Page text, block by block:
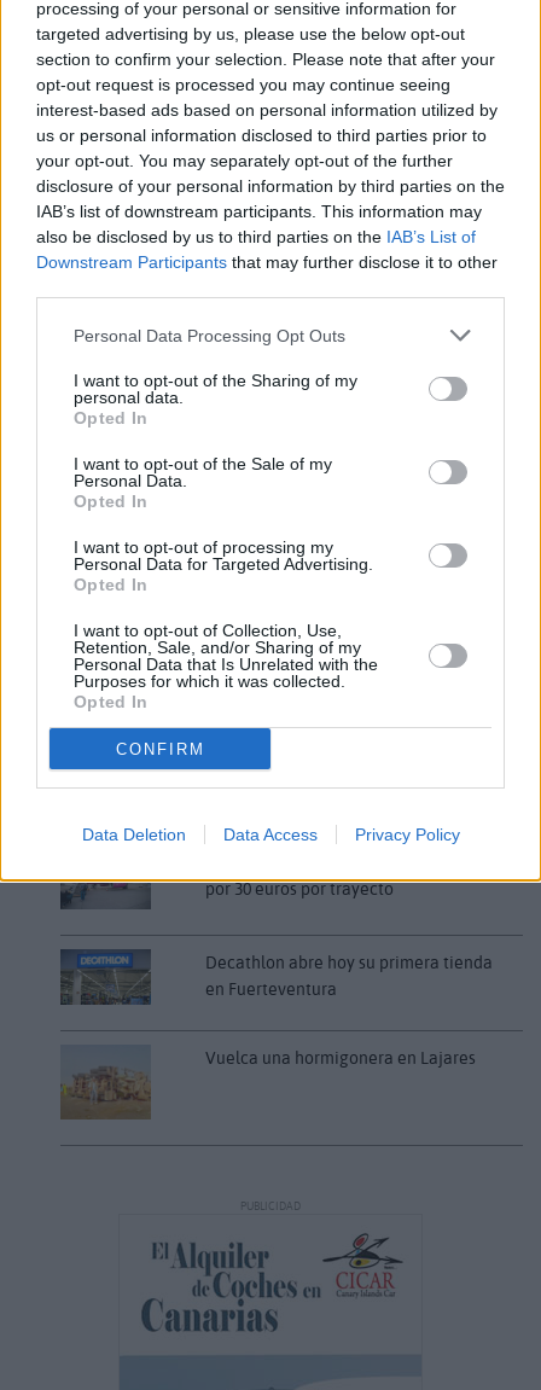
processing of your personal or sensitive information for
targeted advertising by us, please use the below opt-out
section to confirm your selection. Please note that after your
opt-out request is processed you may continue seeing
interest-based ads based on personal information utilized by
us or personal information disclosed to third parties prior to
your opt-out. You may separately opt-out of the further
disclosure of your personal information by third parties on the
IAB’s list of downstream participants. This information may
also be disclosed by us to third parties on the IAB’s List of
Downstream Participants that may further disclose it to other
Personal Data Processing Opt Outs
I want to opt-out of the Sharing of my
personal data.
Opted In
I want to opt-out of the Sale of my
Personal Data.
Opted In
I want to opt-out of processing my
Personal Data for Targeted Advertising.
Opted In
I want to opt-out of Collection, Use,
Retention, Sale, and/or Sharing of my
Personal Data that Is Unrelated with the
Purposes for which it was collected.
Opted In
CONFIRM
Data Deletion Data Access Privacy Policy
incluso a hacer uso de sus armas de fuego proteger
su integridad física durante el intento de
interceptación en el Centro Comercial La Ballena.
Finalmente, la Policía Nacional detuvo a seis
personas por tentativa de robo con violencia,
tentativa de homicidio, falsedad documental,
atentado y encubrimiento.
Por su parte, en la actuación intervinieron las
Especiales, mientras que la Brigada Provincial de
Policía Judicial se ha hecho cargo de continuar con
la investigación.
Fallece un bebé de 20 meses por un
golpe de calor en Fuerteventura
¿EN QUÉ MOMENTO DEJAMOS DE SER
HUMANOS?. Por Maite de Vera Cabrera
por 30 euros por trayecto
Decathlon abre hoy su primera tienda
en Fuerteventura
Vuelca una hormigonera en Lajares
PUBLICIDAD